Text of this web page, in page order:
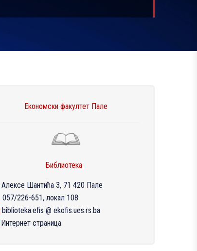
Економски факултет Пале
Библиотека
Алексе Шантића 3, 71 420 Пале
057/226-651, локал 108
biblioteka.efis @ ekofis.ues.rs.ba
Интернет страница